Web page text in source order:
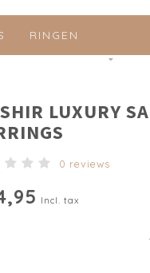
RINGEN
LUXURY
0 reviews
Incl. tax